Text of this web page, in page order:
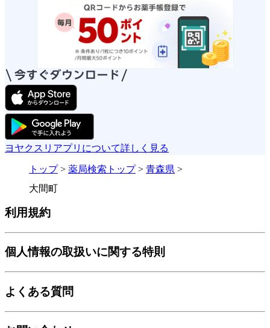
ヨヤクスリアプリについて詳しく見る
トップ> 薬局検索トップ> 青森県 >
大間町
利用規約
個人情報の取扱いに関する特則
よくある質問